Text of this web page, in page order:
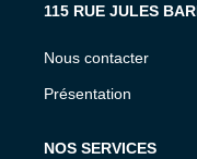
115 RUE JULES
Nous contacter
Présentation
NOS SERVICES